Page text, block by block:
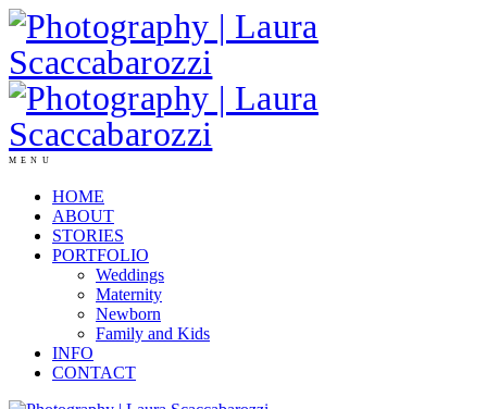
MENU
HOME
ABOUT
STORIES
PORTFOLIO
Weddings
Maternity
Newborn
Family and Kids
INFO
CONTACT